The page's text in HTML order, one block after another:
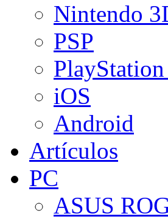
Nintendo
PSP
iOS
Android
Artículos
PC
ASUS